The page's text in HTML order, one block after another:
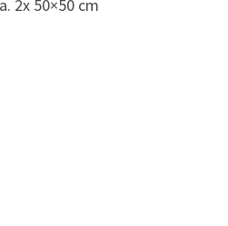
2x 50×50 cm